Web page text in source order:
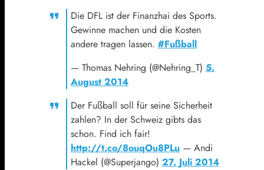
Die DFL ist der Finanzhai des Sports.
Gewinne machen und die Kosten
andere tragen lassen. #Fußball
— Thomas Nehring (@Nehring_T) 5.
August 2014
Der Fußball soll für seine Sicherheit
zahlen? In der Schweiz gibts das
schon. Find ich fair!
http://t.co/8ouqOu8PLu — Andi
Hackel (@Superjango) 27. Juli 2014